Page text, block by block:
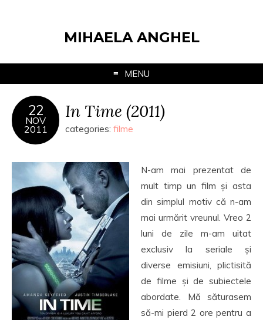
MIHAELA ANGHEL
MENU
22
NOV
2011
In Time (2011)
categories: filme
N-am mai prezentat de
mult timp un film și asta
din simplul motiv că n-am
mai urmărit vreunul. Vreo 2
luni de zile m-am uitat
exclusiv la seriale și
diverse emisiuni, plictisită
de filme și de subiectele
abordate. Mă săturasem
să-mi pierd 2 ore pentru a